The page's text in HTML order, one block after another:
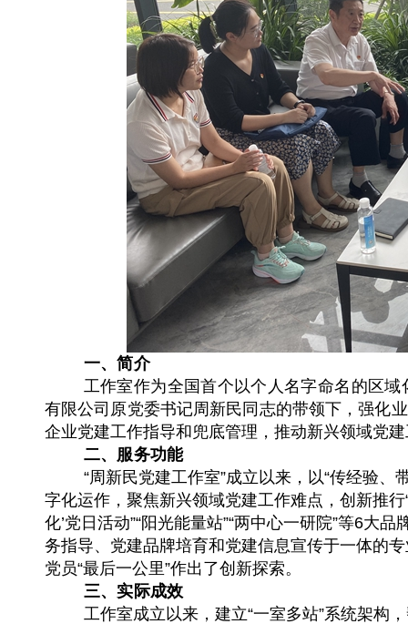
一、简介
工作室作为全国首个以个人名字命名的区
有限公司原党委书记周新民同志的带领下，强化
企业党建工作指导和兜底管理，推动新兴领域党
二、 服务功能
“周新民党建工作室”成立以来，以“传经验
字化运作，聚焦新兴领域党建工作难点，创新推行
化’党日活动”“阳光能量站”“两中心一研院”等6大
务指导、党建品牌培育和党建信息宣传于一体的
党员“最后一公里”作出了创新探索。
三、 实际成效
工作室成立以来，建立“一室多站”系统架构